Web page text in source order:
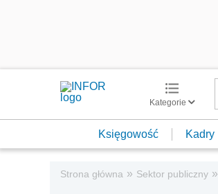
Kategorie
Księgowość Kadry
Strona główna » Sektor publiczny »